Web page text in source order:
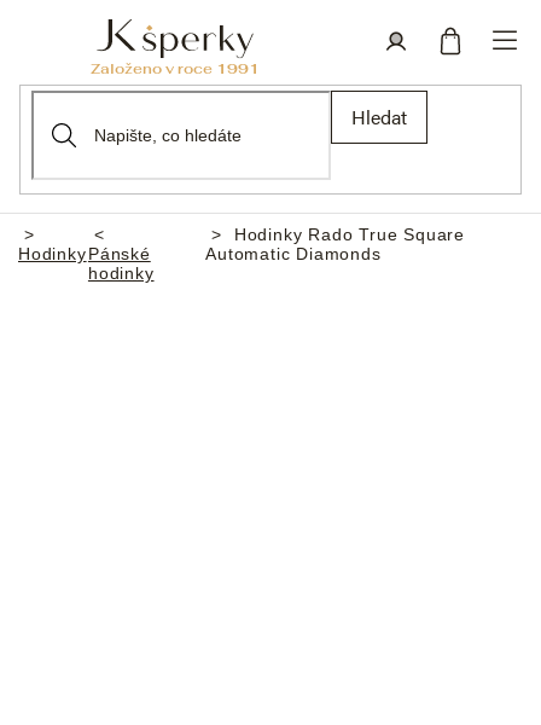
Hledat
Domů
HodinkyPánské
hodinky
Hodinky Rado True Square
Automatic Diamonds